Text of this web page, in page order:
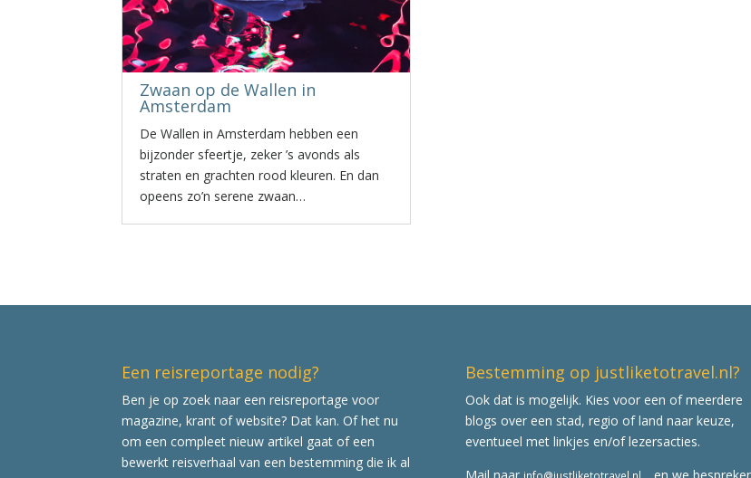
Zwaan op de Wallen in
Amsterdam
De Wallen in Amsterdam hebben een
bijzonder sfeertje, zeker ’s avonds als
straten en grachten rood kleuren. En dan
opeens zo’n serene zwaan…
Een reisreportage nodig?
Ben je op zoek naar een reisreportage voor
magazine, krant of website? Dat kan. Of het nu
om een compleet nieuw artikel gaat of een
bewerkt reisverhaal van een bestemming die ik al
Bestemming op justliketotravel.nl?
Ook dat is mogelijk. Kies voor een of meerdere
blogs over een stad, regio of land naar keuze,
eventueel met linkjes en/of lezersacties.
Mail naar info@justliketotravel.nl en we